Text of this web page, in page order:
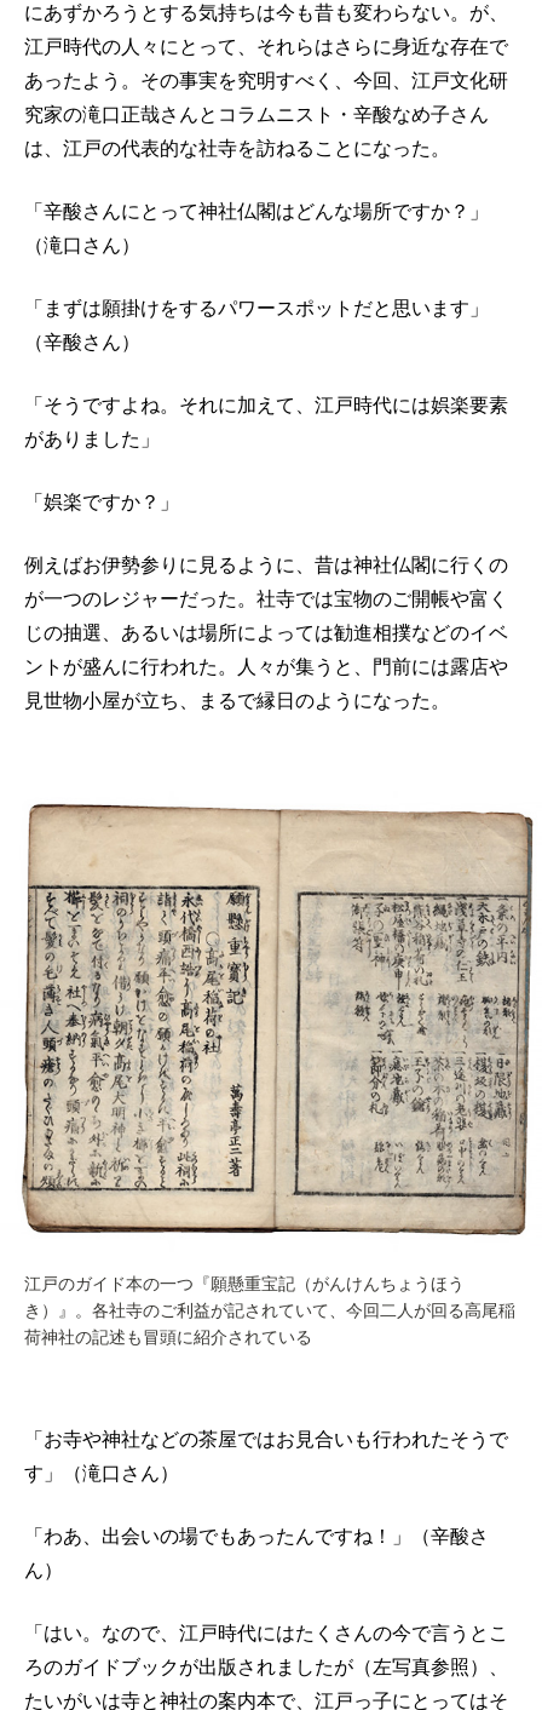
にあずかろうとする気持ちは今も昔も変わらない。が、
江戸時代の人々にとって、それらはさらに身近な存在で
あったよう。その事実を究明すべく、今回、江戸文化研
究家の滝口正哉さんとコラムニスト・辛酸なめ子さん
は、江戸の代表的な社寺を訪ねることになった。
「辛酸さんにとって神社仏閣はどんな場所ですか？」
（滝口さん）
「まずは願掛けをするパワースポットだと思います」
（辛酸さん）
「そうですよね。それに加えて、江戸時代には娯楽要素
がありました」
「娯楽ですか？」
例えばお伊勢参りに見るように、昔は神社仏閣に行くの
が一つのレジャーだった。社寺では宝物のご開帳や富く
じの抽選、あるいは場所によっては勧進相撲などのイベ
ントが盛んに行われた。人々が集うと、門前には露店や
見世物小屋が立ち、まるで縁日のようになった。
江戸のガイド本の一つ『願懸重宝記（がんけんちょうほう
き）』。各社寺のご利益が記されていて、今回二人が回る高尾稲
荷神社の記述も冒頭に紹介されている
「お寺や神社などの茶屋ではお見合いも行われたそうで
す」（滝口さん）
「わあ、出会いの場でもあったんですね！」（辛酸さ
ん）
「はい。なので、江戸時代にはたくさんの今で言うとこ
ろのガイドブックが出版されましたが（左写真参照）、
たいがいは寺と神社の案内本で、江戸っ子にとってはそ